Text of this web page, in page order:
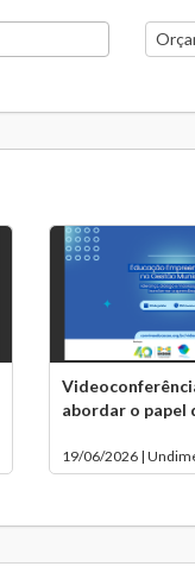
abordar o papel
19/06/2026 |